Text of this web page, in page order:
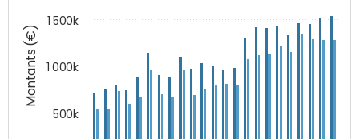
Montants (€)
500k
1 000k
1 500k